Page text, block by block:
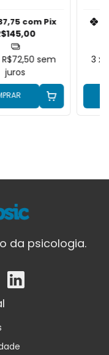
comPix
R$72,50 sem
juros
3 x
da psicologia.